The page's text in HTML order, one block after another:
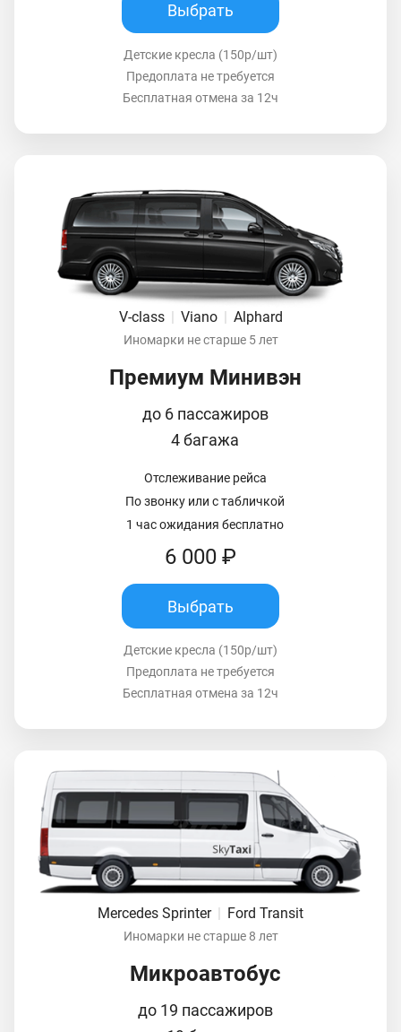
Выбрать
Детские кресла (150р/шт)
Предоплата не требуется
Бесплатная отмена за 12ч
V-class Viano Alphard
Иномарки не старше 5 лет
Премиум Минивэн
до 6 пассажиров
4 багажа
Отслеживание рейса
По звонку или с табличкой
1 час ожидания бесплатно
6 000 ₽
Выбрать
Детские кресла (150р/шт)
Предоплата не требуется
Бесплатная отмена за 12ч
Mercedes Sprinter | Ford Transit
Иномарки не старше 8 лет
Микроавтобус
до 19 пассажиров